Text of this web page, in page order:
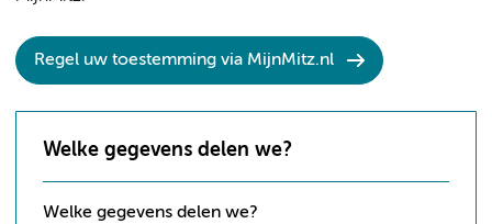
Regel uw toestemming via MijnMitz.nl
Welke gegevens delen we?
Welke gegevens delen we?